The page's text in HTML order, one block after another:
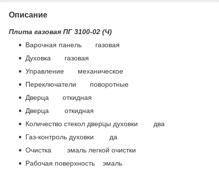
Описание
Плита газовая ПГ 3100-02 (Ч)
Варочная панель газовая
Духовка газовая
Управление механическое
Переключатели поворотные
Дверца откидная
Дверца откидная
Количество стекол дверцы духовки два
Газ-контроль духовки да
Очистка эмаль легкой очистки
Рабочая поверхность эмаль